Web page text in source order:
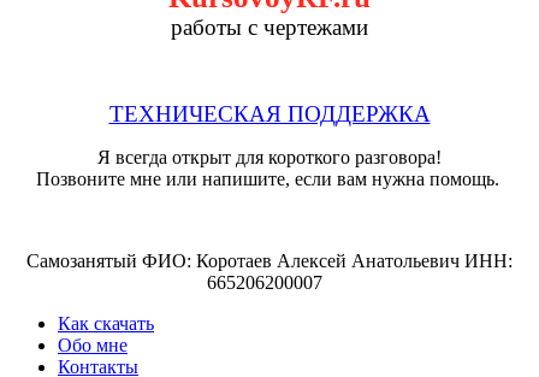
работы с чертежами
ТЕХНИЧЕСКАЯ ПОДДЕРЖКА
Я всегда открыт для короткого разговора!
Позвоните мне или напишите, если вам нужна помощь.
Самозанятый ФИО: Коротаев Алексей Анатольевич ИНН:
665206200007
Как скачать
Обо мне
Контакты